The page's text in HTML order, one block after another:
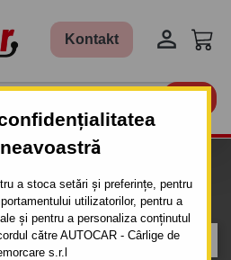
a stoca setări și preferințe, pentru
utilizatorilor, pentru a
și pentru a personaliza conținutul
către AUTOCAR - Cârlige de
s.r.l
Kontakt 